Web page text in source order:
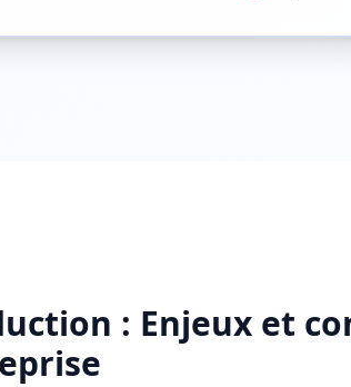
: Enjeux et